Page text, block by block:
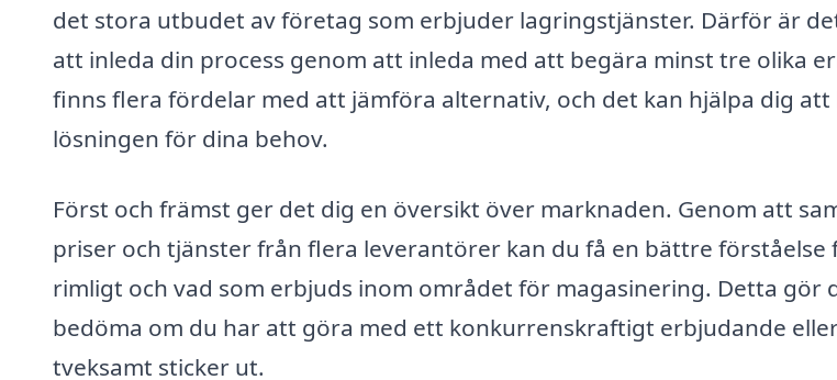
det stora utbudet av företag som erbjuder lagringstjänster. Därför är
att inleda din process genom att inleda med att begära minst tre olika
finns flera fördelar med att jämföra alternativ, och det kan hjälpa dig
lösningen för dina behov.
Först och främst ger det dig en översikt över marknaden. Genom att
priser och tjänster från flera leverantörer kan du få en bättre förståelse
rimligt och vad som erbjuds inom området för magasinering. Detta gör
bedöma om du har att göra med ett konkurrenskraftigt erbjudande
tveksamt sticker ut.